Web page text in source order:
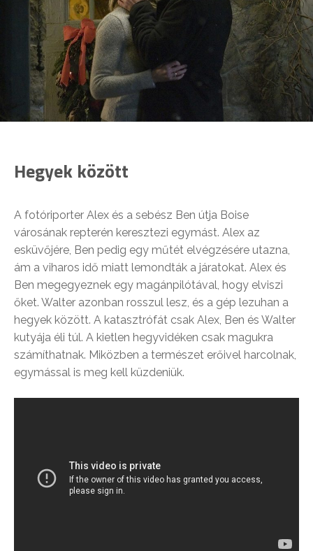
Hegyek között
A fotóriporter Alex és a sebész Ben útja Boise
városának repterén keresztezi egymást. Alex az
esküvőjére, Ben pedig egy műtét elvégzésére utazna,
ám a viharos idő miatt lemondták a járatokat. Alex és
Ben megegyeznek egy magánpilótával, hogy elviszi
őket. Walter azonban rosszul lesz, és a gép lezuhan a
hegyek között. A katasztrófát csak Alex, Ben és Walter
kutyája éli túl. A kietlen hegyvidéken csak magukra
számíthatnak. Miközben a természet erőivel harcolnak,
egymással is meg kell küzdeniük.